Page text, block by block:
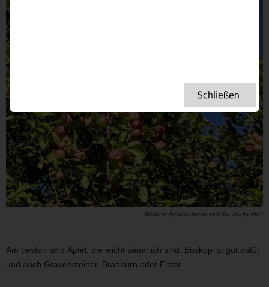
Welche Äpfel eigenen sich für Apple Pie?
Am besten sind Äpfel, die leicht säuerlich sind. Boskop ist gut dafür
und auch Gravensteiner, Braeburn oder Elstar.